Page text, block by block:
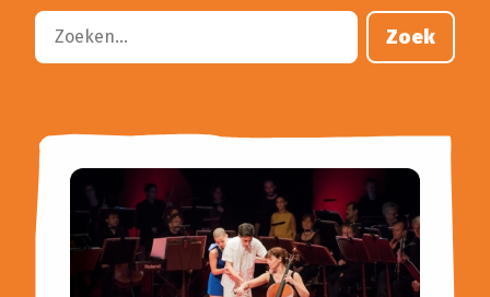
Gespecialiseerd Onderwijs
Culturele partners
Aanvragen klankbordgroep
Voor het culturele veld
Parkstad CultuurWeb
Planned Culture
Zoek